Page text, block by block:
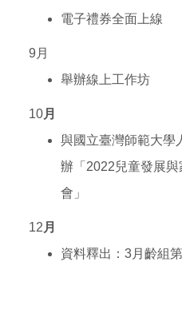
電子禮券全面上線
9月
舉辦線上工作坊
10月
與國立臺灣師範大學
辦「2022兒童發展
會」
12 月
資料釋出：3月齡組